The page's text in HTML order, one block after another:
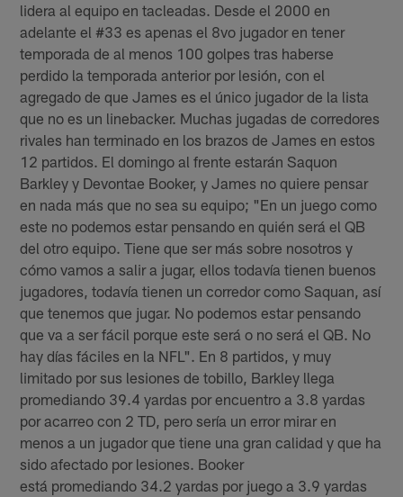
lidera al equipo en tacleadas. Desde el 2000 en
adelante el #33 es apenas el 8vo jugador en tener
temporada de al menos 100 golpes tras haberse
perdido la temporada anterior por lesión, con el
agregado de que James es el único jugador de la lista
que no es un linebacker. Muchas jugadas de corredores
rivales han terminado en los brazos de James en estos
12 partidos. El domingo al frente estarán Saquon
Barkley y Devontae Booker, y James no quiere pensar
en nada más que no sea su equipo; "En un juego como
este no podemos estar pensando en quién será el QB
del otro equipo. Tiene que ser más sobre nosotros y
cómo vamos a salir a jugar, ellos todavía tienen buenos
jugadores, todavía tienen un corredor como Saquan, así
que tenemos que jugar. No podemos estar pensando
que va a ser fácil porque este será o no será el QB. No
hay días fáciles en la NFL". En 8 partidos, y muy
limitado por sus lesiones de tobillo, Barkley llega
promediando 39.4 yardas por encuentro a 3.8 yardas
por acarreo con 2 TD, pero sería un error mirar en
menos a un jugador que tiene una gran calidad y que ha
sido afectado por lesiones. Booker
está promediando 34.2 yardas por juego a 3.9 yardas